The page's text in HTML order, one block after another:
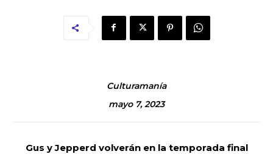
Culturamanía
mayo 7, 2023
Gus y Jepperd volverán en la temporada final